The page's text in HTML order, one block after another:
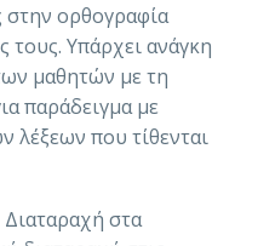
στην ορθογραφία
τους. Υπάρχει ανάγκη
μαθητών με τη
παράδειγμα με
λέξεων που τίθενται
στα